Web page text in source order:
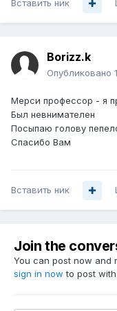
Вставить ник
Borizz.k
Опубликовано
Мерси профессор - я
Был невнимателен
Посыпаю голову
Спасибо Вам
Вставить ник
Join the
You can post now and
sign in now to post